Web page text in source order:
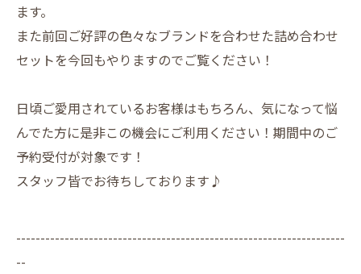
ます。
また前回ご好評の色々なブランドを合わせた詰め合わせ
セットを今回もやりますのでご覧ください！
日頃ご愛用されているお客様はもちろん、気になって悩
んでた方に是非この機会にご利用ください！期間中のご
予約受付が対象です！
スタッフ皆でお待ちしております♪
--------------------------------------------------------------------
--